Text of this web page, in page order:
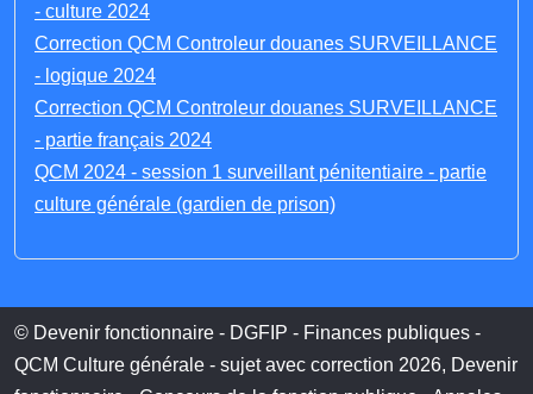
- culture 2024
Correction QCM Controleur douanes SURVEILLANCE
- logique 2024
Correction QCM Controleur douanes SURVEILLANCE
- partie français 2024
QCM 2024 - session 1 surveillant pénitentiaire - partie
culture générale (gardien de prison)
© Devenir fonctionnaire - DGFIP - Finances publiques -
QCM Culture générale - sujet avec correction 2026, Devenir